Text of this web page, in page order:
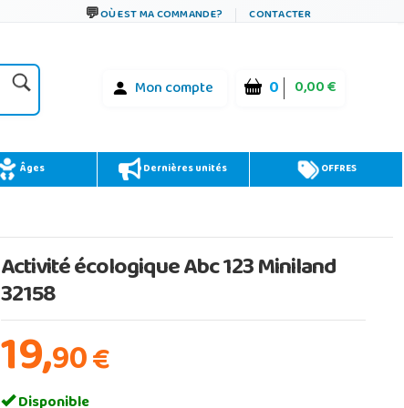
OÙ EST MA COMMANDE? CONTACTER
Mon compte 0 0,00 €
Âges Dernières unités OFFRES
Activité écologique Abc 123 Miniland
32158
19,90€